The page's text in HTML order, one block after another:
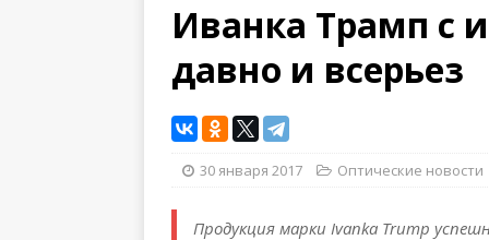
Иванка Трамп с
давно и всерьез
30 января 2017 Оптические новости
Продукция марки Ivanka Trump